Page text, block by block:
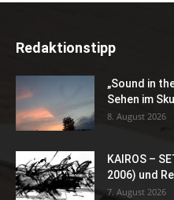
Redaktionstipp
„Sound in
Sehen im
8. August 2026
KAIROS –
2006) und
7. August 2026